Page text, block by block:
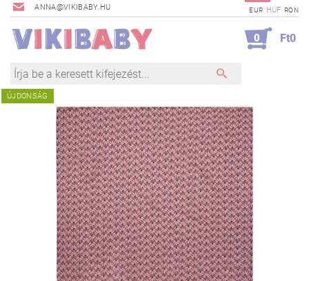
ANNA@VIKIBABY.HU EUR HUF RON
0 Ft0
ÚJDONSÁG